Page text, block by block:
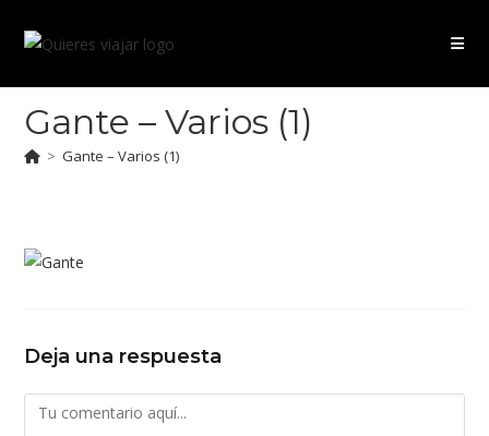
Gante – Varios (1)
> Gante – Varios (1)
Deja una respuesta
Comentario